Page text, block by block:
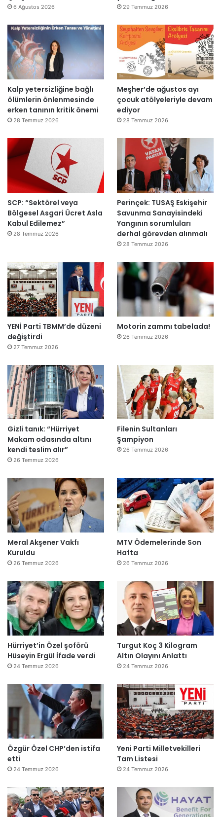
y
n
i
d
n
a
ç
ı
l
d
6 Ağustos 2026 29 Temmuz 2026
Kalp yetersizliğine bağlı
ölümlerin önlenmesinde
erken tanının kritik önemi
28 Temmuz 2026
Meşher’de ağustos ayı
çocuk atölyeleriyle devam
ediyor
28 Temmuz 2026
SCP: “Sektörel veya
Bölgesel Asgari Ücret Asla
Kabul Edilemez”
28 Temmuz 2026
Perinçek: TUSAŞ Eskişehir
Savunma Sanayisindeki
Yangının sorumluları
derhal görevden alınmalı
28 Temmuz 2026
YENİ Parti TBMM’de düzeni
değiştirdi
27 Temmuz 2026
Motorin zammı tabelada!
26 Temmuz 2026
Gizli tanık: “Hürriyet
Makam odasında altını
kendi teslim alır”
26 Temmuz 2026
Filenin Sultanları
Şampiyon
26 Temmuz 2026
Meral Akşener Vakfı
Kuruldu
26 Temmuz 2026
MTV Ödemelerinde Son
Hafta
26 Temmuz 2026
Hürriyet’in Özel şoförü
Hüseyin Ergül İfade verdi
24 Temmuz 2026
Turgut Koç 3 Kilogram
Altın Olayını Anlattı
24 Temmuz 2026
Özgür Özel CHP’den istifa
etti
24 Temmuz 2026
Yeni Parti Milletvekilleri
Tam Listesi
24 Temmuz 2026